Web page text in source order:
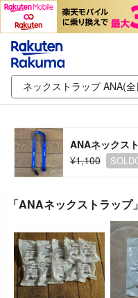
ANAネックス
¥1,100
「ANAネックストラッ